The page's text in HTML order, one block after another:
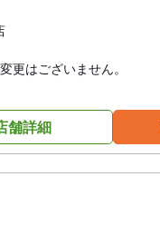
更はございません。
舗詳細